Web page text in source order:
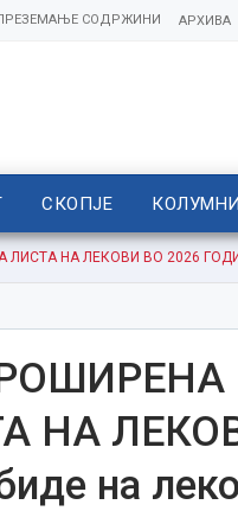
АРХИВА
СОДРЖИНИ
СКОПЈЕ КОЛУМНИ
НA ЛЕКОВИ ВО 2026
НA
на